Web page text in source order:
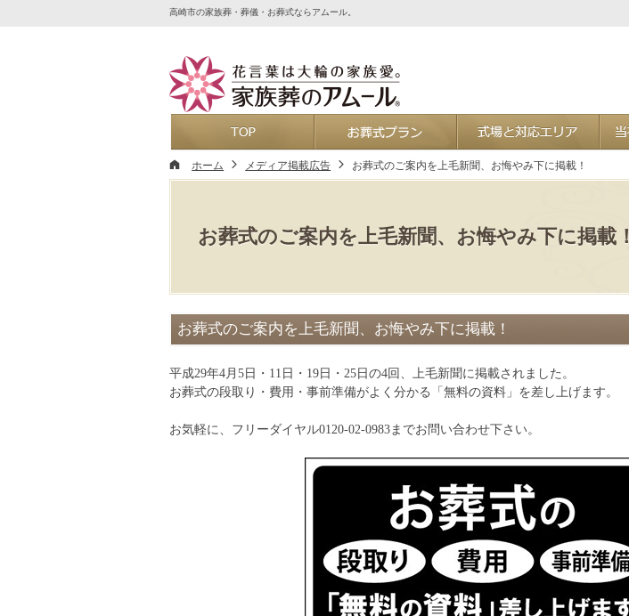
お葬式のご案内を上毛新聞、お悔やみ下に掲載！
高崎市の家族葬・葬儀・お葬式ならアムール。
お葬式のご案内を上毛新聞、お悔やみ下に掲載！
平成29年4月5日・11日・19日・25日の4回、上毛新聞に掲載されました。
お葬式の段取り・費用・事前準備がよく分かる「無料の資料」を差し上げます。
お気軽に、フリーダイヤル0120-02-0983までお問い合わせ下さい。
ホーム メディア掲載広告 お葬式のご案内を上毛新聞、お悔やみ下に掲載！